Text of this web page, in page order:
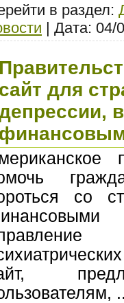
в раздел:
| Дата: 04/
сайт для
со